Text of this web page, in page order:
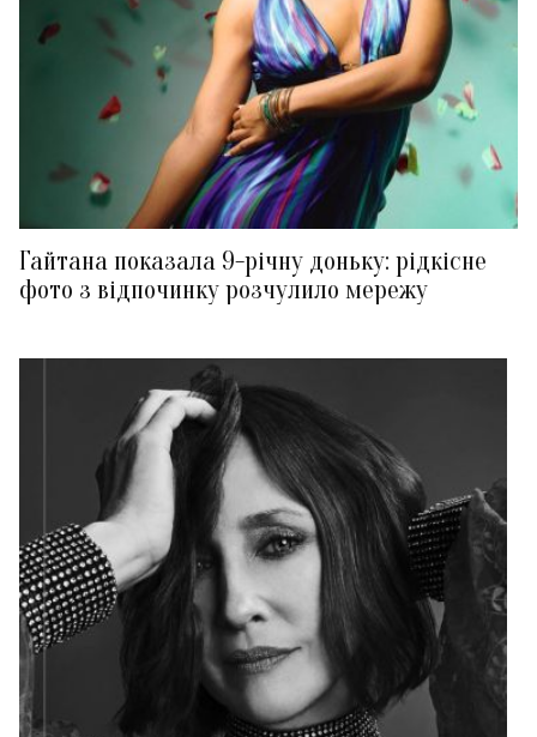
Гайтана показала 9-річну доньку: рідкісне
фото з відпочинку розчулило мережу